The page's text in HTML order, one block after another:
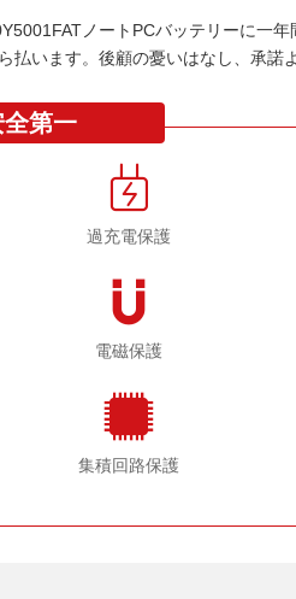
ノートPCバッテリーに一年
います。後顧の憂いはなし、承諾
第一
過充電保護
電磁保護
集積回路保護